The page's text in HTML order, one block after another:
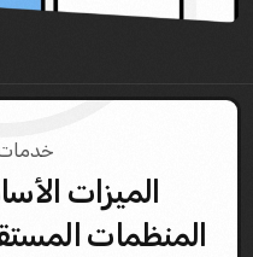
الميزات
المنظمات